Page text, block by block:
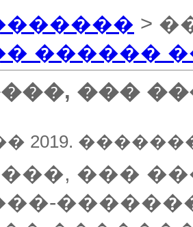
>
������
���
2019.
���